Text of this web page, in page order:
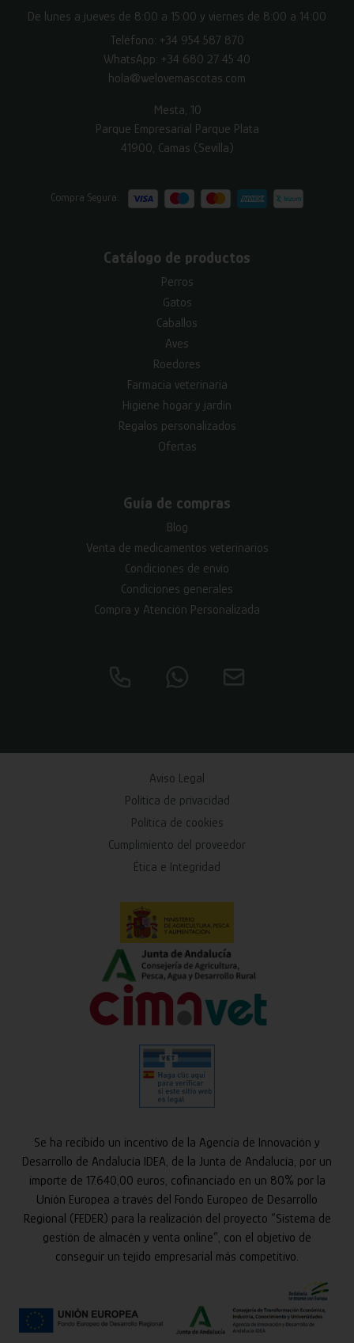
De lunes a jueves de 8:00 a 15:00 y viernes de 8:00 a 14:00
Teléfono: +34 954 587 870
WhatsApp: +34 680 27 45 40
hola@welovemascotas.com
Mesta, 10
Parque Empresarial Parque Plata
41900, Camas (Sevilla)
Compra Segura:
Catálogo de productos
Perros
Gatos
Caballos
Aves
Roedores
Farmacia veterinaria
Higiene hogar y jardín
Regalos personalizados
Ofertas
Guía de compras
Blog
Venta de medicamentos veterinarios
Condiciones de envío
Condiciones generales
Compra y Atención Personalizada
Aviso Legal
Política de privacidad
Política de cookies
Cumplimiento del proveedor
Ética e Integridad
Se ha recibido un incentivo de la Agencia de Innovación y
Desarrollo de Andalucía IDEA, de la Junta de Andalucía, por un
importe de 17.640,00 euros, cofinanciado en un 80% por la
Unión Europea a través del Fondo Europeo de Desarrollo
Regional (FEDER) para la realización del proyecto “Sistema de
gestión de almacén y venta online”, con el objetivo de
conseguir un tejido empresarial más competitivo.